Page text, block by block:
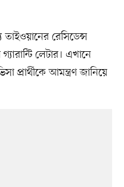
তাইওয়ানের রেসিডেন্স
লেটার। এখানে
প্রার্থীকে আমন্ত্রণ জানিয়ে